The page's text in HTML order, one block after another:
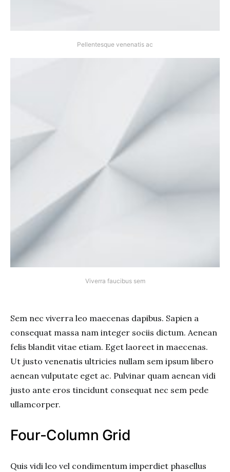
Pellentesque venenatis ac
Viverra faucibus sem
Sem nec viverra leo maecenas dapibus. Sapien a
consequat massa nam integer sociis dictum. Aenean
felis blandit vitae etiam. Eget laoreet in maecenas.
Ut justo venenatis ultricies nullam sem ipsum libero
aenean vulputate eget ac. Pulvinar quam aenean vidi
justo ante eros tincidunt consequat nec sem pede
ullamcorper.
Four-Column Grid
Quis vidi leo vel condimentum imperdiet phasellus